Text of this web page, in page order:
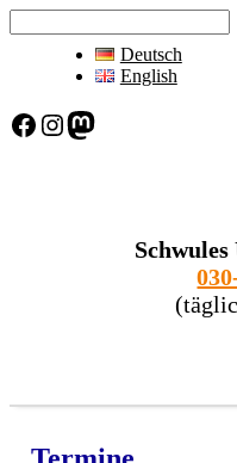
Deutsch
English
Facebook Instagram Mastodon